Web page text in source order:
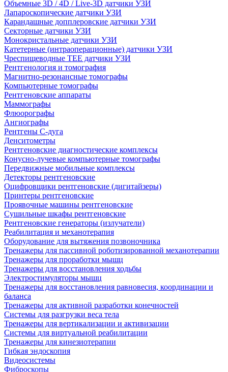
Объемные 3D / 4D / Live-3D датчики УЗИ
Лапароскопические датчики УЗИ
Карандашные допплеровские датчики УЗИ
Секторные датчики УЗИ
Монокристальные датчики УЗИ
Катетерные (интраоперационные) датчики УЗИ
Чреспищеводные TEE датчики УЗИ
Рентгенология и томография
Магнитно-резонансные томографы
Компьютерные томографы
Рентгеновские аппараты
Маммографы
Флюорографы
Ангиографы
Рентгены С-дуга
Денситометры
Рентгеновские диагностические комплексы
Конусно-лучевые компьютерные томографы
Передвижные мобильные комплексы
Детекторы рентгеновские
Оцифровщики рентгеновские (дигитайзеры)
Принтеры рентгеновские
Проявочные машины рентгеновские
Сушильные шкафы рентгеновские
Рентгеновские генераторы (излучатели)
Реабилитация и механотерапия
Оборудование для вытяжения позвоночника
Тренажеры для пассивной роботизированной механотерапии
Тренажеры для проработки мышц
Тренажеры для восстановления ходьбы
Электростимуляторы мышц
Тренажеры для восстановления равновесия, координации и
баланса
Тренажеры для активной разработки конечностей
Системы для разгрузки веса тела
Тренажеры для вертикализации и активизации
Системы для виртуальной реабилитации
Тренажеры для кинезиотерапии
Гибкая эндоскопия
Видеосистемы
Фиброскопы